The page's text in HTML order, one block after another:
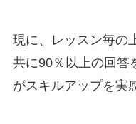
現に、レッスン毎の
共に90％以上の回答
がスキルアップを実